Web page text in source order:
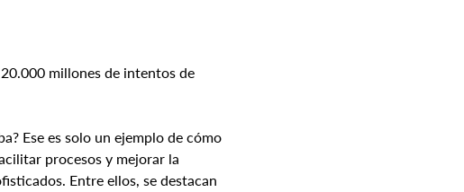
millones de intentos de
Ese es solo un ejemplo de cómo
procesos y mejorar la
Entre ellos, se destacan